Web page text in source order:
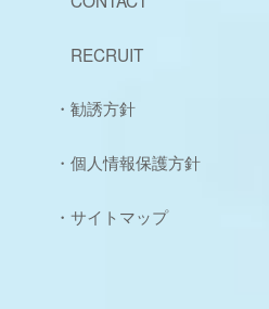
RECRUIT
・勧誘方針
・個人情報保護方針
・サイトマップ